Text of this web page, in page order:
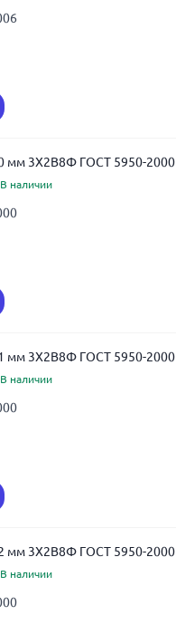
мм 3Х2В8Ф ГОСТ 5950-2000
В наличии
мм 3Х2В8Ф ГОСТ 5950-2000
В наличии
мм 3Х2В8Ф ГОСТ 5950-2000
В наличии